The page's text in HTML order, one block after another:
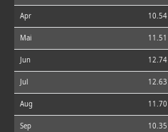
Apr 10.54
Mai 11.51
Jun 12.74
Jul 12.63
Aug 11.70
Sep 10.35